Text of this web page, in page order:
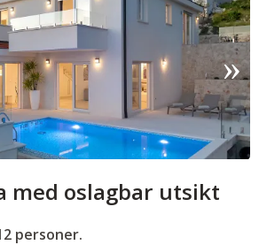
med oslagbar utsikt
personer.